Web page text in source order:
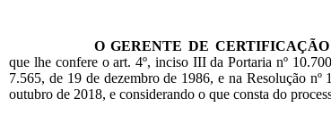
O GERENTE DE
que lhe confere o art. 4º, inciso III da Portaria nº
7.565, de 19 de dezembro de 1986, e na Resolução
outubro de 2018, e considerando o que consta do